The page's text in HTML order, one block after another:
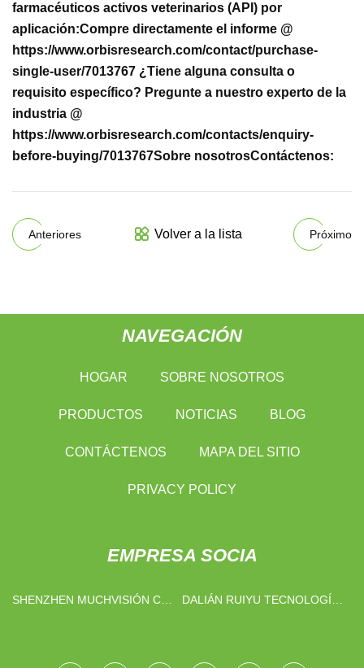
farmacéuticos activos veterinarios (API) por
aplicación:Compre directamente el informe @
https://www.orbisresearch.com/contact/purchase-
single-user/7013767 ¿Tiene alguna consulta o
requisito específico? Pregunte a nuestro experto de la
industria @
https://www.orbisresearch.com/contacts/enquiry-
before-buying/7013767Sobre nosotrosContáctenos:
Anteriores Volver a la lista Próximo
NAVEGACIÓN
HOGAR SOBRE NOSOTROS
PRODUCTOS NOTICIAS BLOG
CONTÁCTENOS MAPA DEL SITIO
PRIVACY POLICY
EMPRESA SOCIA
SHENZHEN MUCHVISIÓN CO
DALIÁN RUIYU TECNOLOGÍA